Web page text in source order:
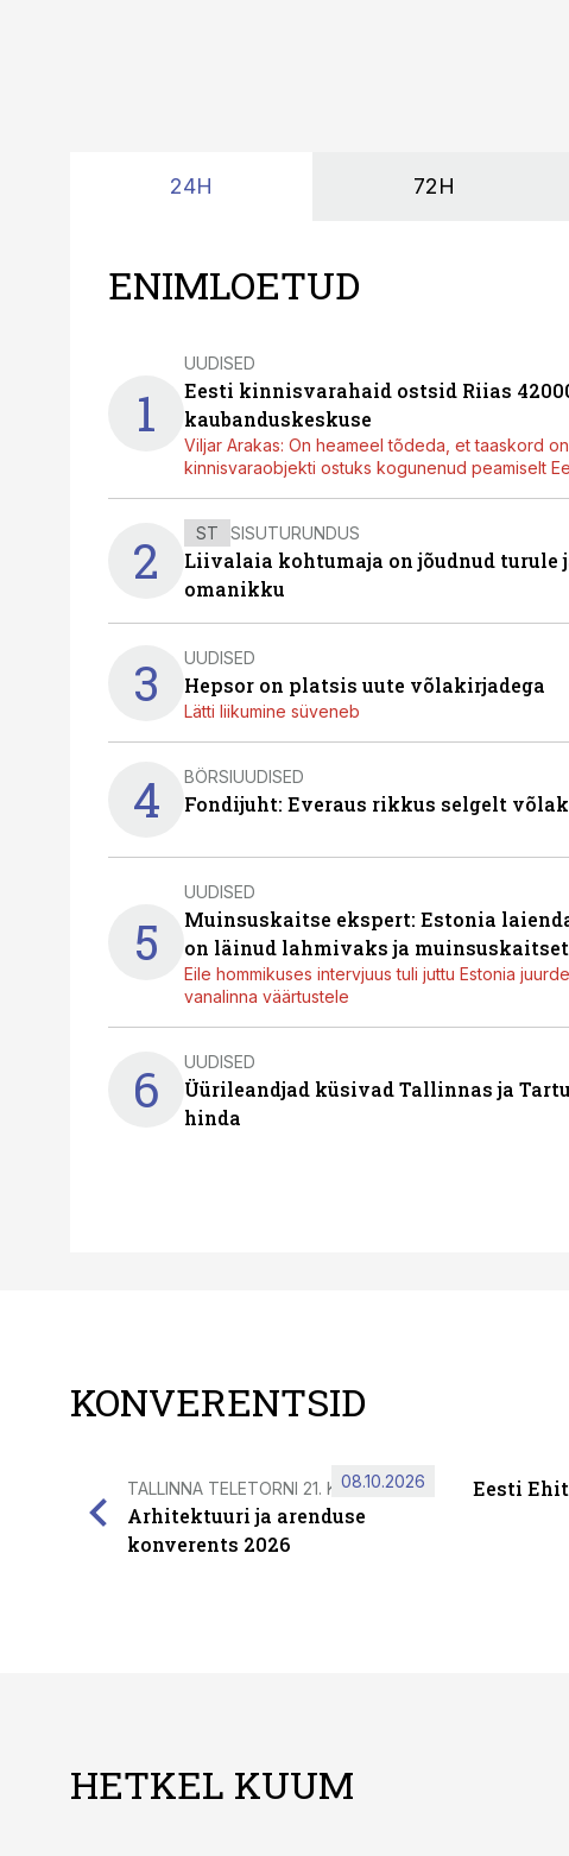
24H 72H
ENIMLOETUD
1
UUDISED
Eesti kinnisvarahaid ostsid Riias
kaubanduskeskuse
Viljar Arakas: On heameel tõdeda, et taaskord
kinnisvaraobjekti ostuks kogunenud peamiselt
2 ST SISUTURUNDUS
Liivalaia kohtumaja on jõudnud turule
omanikku
3 UUDISED
Hepsor on platsis uute võlakirjadega
Lätti liikumine süveneb
4 BÖRSIUUDISED
Fondijuht: Everaus rikkus selgelt
5
UUDISED
Muinsuskaitse ekspert: Estonia
on läinud lahmivaks ja
Eile hommikuses intervjuus tuli juttu Estonia
vanalinna väärtustele
6 UUDISED
Üürileandjad küsivad Tallinnas ja
hinda
KONVERENTSID
TALLINNA TELETORNI 21. KORRUSEL
Arhitektuuri ja arenduse
konverents 2026
08.10.2026 Eesti
HETKEL KUUM